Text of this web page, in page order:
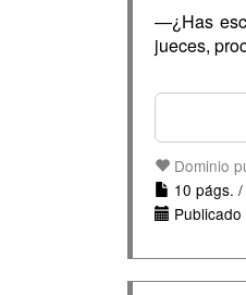
—¿Has
jueces,
Dominio
10 págs. /
Publicado